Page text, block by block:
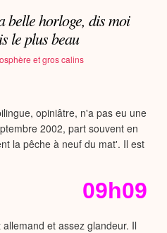
le plus beau
et gros calins
opiniâtre, n'a pas eu une
2002, part souvent en
la pêche à neuf du mat'. Il est
09h09
et assez glandeur. Il